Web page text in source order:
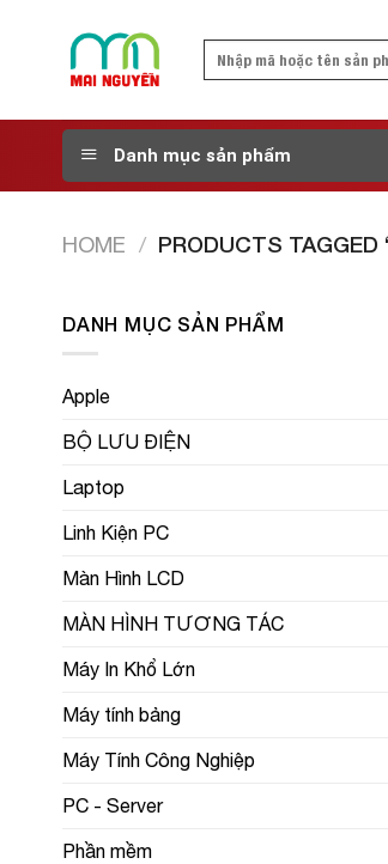
Search
Danh mục sản phẩm
HOME / PRODUCTS TAGGED
DANH MỤC SẢN PHẨM
Apple
BỘ LƯU ĐIỆN
Laptop
Linh Kiện PC
Màn Hình LCD
MÀN HÌNH TƯƠNG TÁC
Máy In Khổ Lớn
Máy tính bảng
Máy Tính Công Nghiệp
PC - Server
Phần mềm